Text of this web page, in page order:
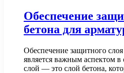
Обеспечение
бетона для
Обеспечение защитного
является важным аспектом
слой — это слой бетона,